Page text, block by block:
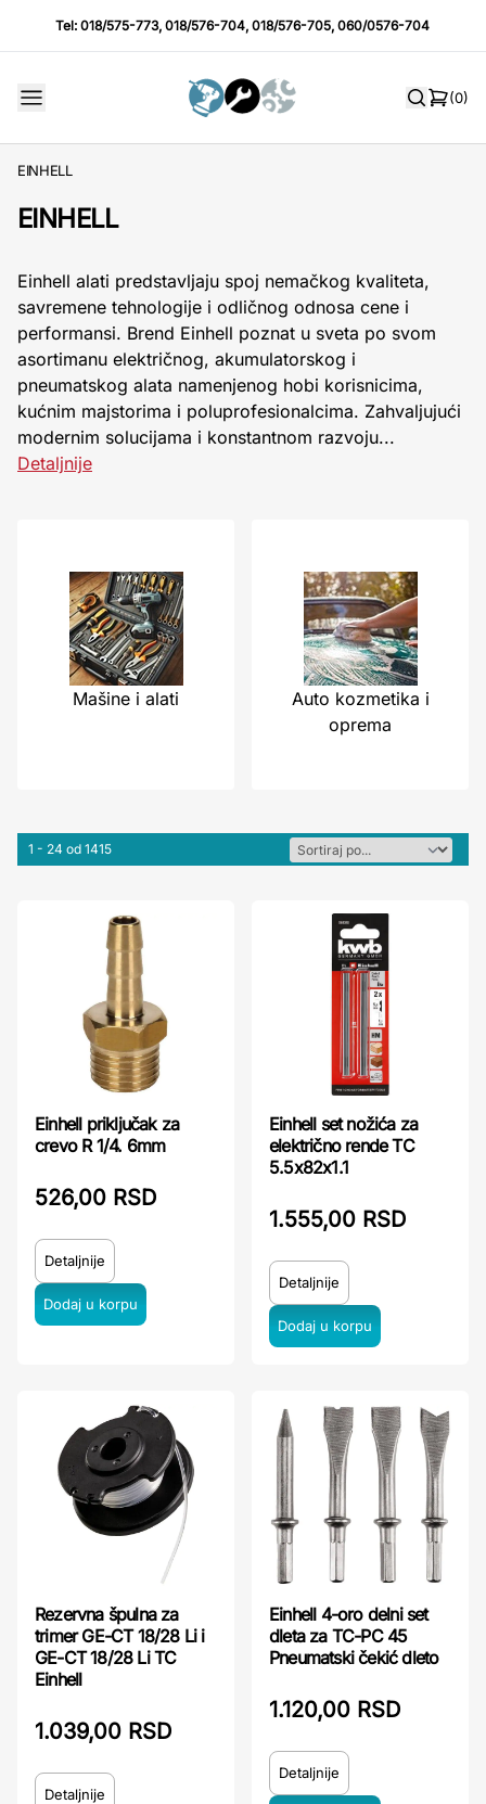
Tel:018/575-773,018/576-704,018/576-705,060/0576-704
(0)
EINHELL
EINHELL
Einhell alati predstavljaju spoj nemačkog kvaliteta,
savremene tehnologije i odličnog odnosa cene i
performansi. Brend Einhell poznat u sveta po svom
asortimanu električnog, akumulatorskog i
pneumatskog alata namenjenog hobi korisnicima,
kućnim majstorima i poluprofesionalcima. Zahvaljujući
modernim solucijama i konstantnom razvoju...
Detaljnije
Mašine i alati
Auto kozmetika i
oprema
1 - 24 od 1415
Einhell priključak za
crevo R 1/4. 6mm
526,00 RSD
Detaljnije
Einhell set nožića za
električno rende TC
5.5x82x1.1
1.555,00 RSD
Detaljnije
Rezervna špulna za
trimer GE-CT 18/28 Li i
GE-CT 18/28 Li TC
Einhell
1.039,00 RSD
Detaljnije
Einhell 4-oro delni set
dleta za TC-PC 45
Pneumatski čekić dleto
1.120,00 RSD
Detaljnije